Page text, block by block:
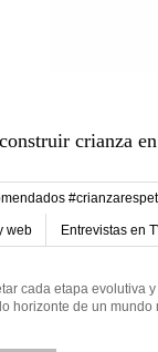
crianza
web Entrevistas en
cada etapa evolutiva
horizonte de un mundo